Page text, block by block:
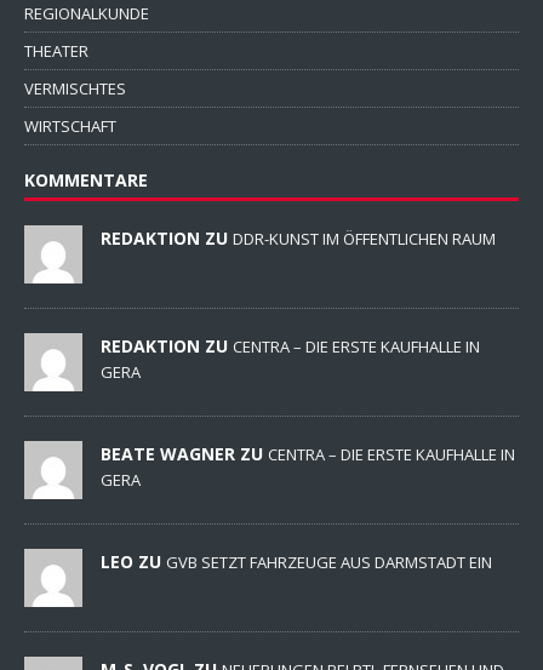
REGIONALKUNDE
THEATER
VERMISCHTES
WIRTSCHAFT
KOMMENTARE
REDAKTION ZU DDR-KUNST IM ÖFFENTLICHEN RAUM
REDAKTION ZU CENTRA – DIE ERSTE KAUFHALLE IN
GERA
BEATE WAGNER ZU CENTRA – DIE ERSTE KAUFHALLE IN
GERA
LEO ZU GVB SETZT FAHRZEUGE AUS DARMSTADT EIN